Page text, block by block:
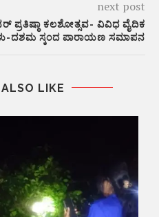
next post
ಪ್ರತಿಷ್ಠಾ ಕಲಶೋತ್ಸವ- ವಿವಿಧ ವೈದಿಕ
ದಶಮ ಸ್ಕಂದ ಪಾರಾಯಣ ಸಮಾಪನ
LIKE